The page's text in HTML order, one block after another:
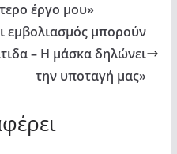
έργο μου»
εμβολιασμός μπορούν
– Η μάσκα δηλώνει
την υποταγή μας»